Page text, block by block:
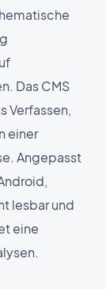
Das CMS
Verfassen,
einer
Angepasst
lesbar und
eine